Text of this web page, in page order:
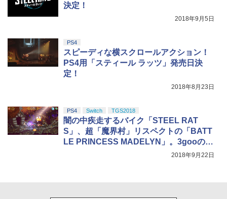
ニンテンドープリペイド番号 5000円|オ
5
【純正品】DualSense ワイヤレスコン
【純正品】Xbox ワイヤレス コントロー
劇場版「鬼滅の刃」無限城編 第一章 猗
￥7,828
決定！
2018年9月5日
PS4
スピーディな横スクロールアクション！
PS4用「スティール ラッツ」発売日決
定！
2018年8月23日
PS4 Switch TGS2018
闇の中疾走するバイク「STEEL RAT
S」、超「魔界村」リスペクトの「BATT
LE PRINCESS MADELYN」。3gooのユ
ニークなパブリッシングタイトル2018年9月22日